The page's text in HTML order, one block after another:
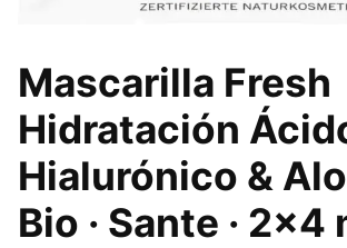
Mascarilla Fresh
Hidratación
Hialurónico &
Bio · Sante · 2×4